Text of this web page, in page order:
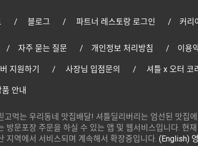
블로그 파트너 레스토랑 로그인 커리
자주 묻는 질문 개인정보 처리방침 이용
지원하기 사장님 입점문의 셔틀 x 오터 코
안내
고먹는 우리동네 맛집배달! 셔틀딜리버리는 엄선된 맛집
방문포장 주문을 하실 수 있는 앱 및 웹서비스입니다. 현
지역에서 서비스되며 계속해서 확장중입니다.(English)